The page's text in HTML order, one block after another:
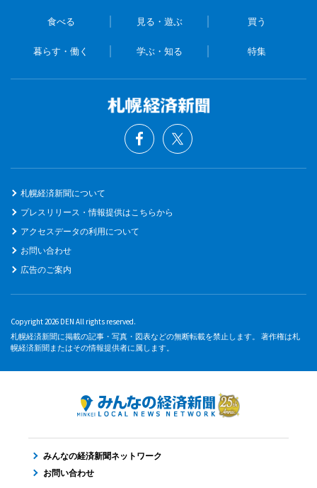
食べる 見る・遊ぶ 買う
暮らす・働く 学ぶ・知る 特集
札幌経済新聞について
プレスリリース・情報提供はこちらから
アクセスデータの利用について
お問い合わせ
広告のご案内
Copyright 2026 DEN All rights reserved.
札幌経済新聞に掲載の記事・写真・図表などの無断転載を禁止します。 著作権は札
幌経済新聞またはその情報提供者に属します。
みんなの経済新聞ネットワーク
お問い合わせ